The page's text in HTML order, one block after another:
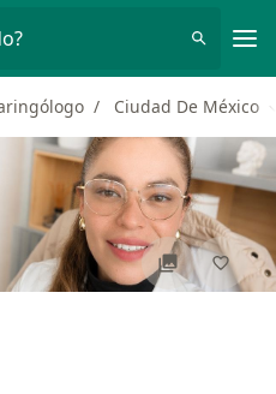
Ciudad De México